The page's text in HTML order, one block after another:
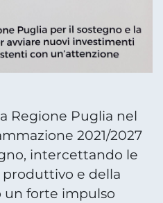
Regione Puglia nel
2021/2027
intercettando le
e della
un forte impulso